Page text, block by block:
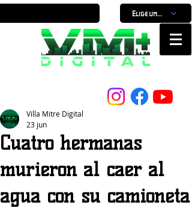
Elige un horario
Cuatro hermanas
murieron al caer al
agua con su camioneta
Villa Mitre Digital
23 jun